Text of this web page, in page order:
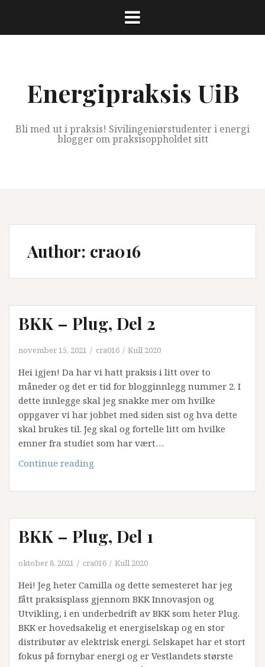
content
Energipraksis UiB
Bli med ut i praksis! Sivilingeniørstudenter i energi
blogger om praksisoppholdet sitt
Author: cra016
BKK – Plug, Del 2
november 15, 2021 cra016 Kull 2020
Hei igjen! Da har vi hatt praksis i litt over to
måneder og det er tid for blogginnlegg nummer 2. I
dette innlegge skal jeg snakke mer om hvilke
oppgaver vi har jobbet med siden sist og hva dette
skal brukes til. Jeg skal og fortelle litt om hvilke
emner fra studiet som har vært…
Continue reading
Plug,
2
BKK – Plug, Del 1
oktober 8, 2021 cra016 Kull 2020
Hei! Jeg heter Camilla og dette semesteret har jeg
fått praksisplass gjennom BKK Innovasjon og
Utvikling, i en underbedrift av BKK som heter Plug.
BKK er hovedsakelig et energiselskap og en stor
distributør av elektrisk energi. Selskapet har et stort
fokus på fornybar energi og er Vestlandets største